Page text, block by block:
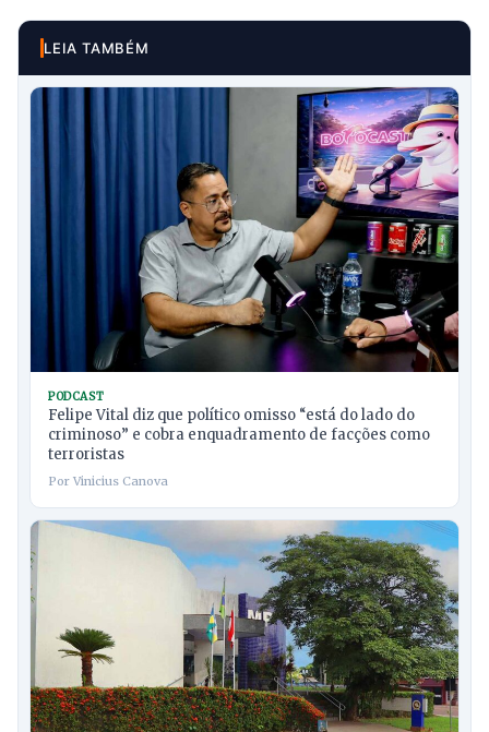
LEIA TAMBÉM
PODCAST
Felipe Vital diz que político omisso “está do lado do
criminoso” e cobra enquadramento de facções como
terroristas
Por Vinicius Canova